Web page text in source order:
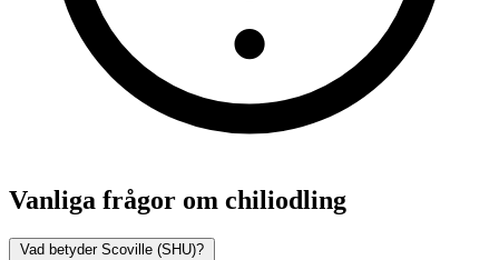
Vanliga frågor om chiliodling
Vad betyder Scoville (SHU)?